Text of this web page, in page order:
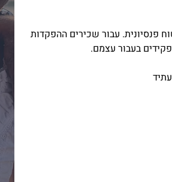
פנסיונית. עבור שכירים ההפקדות
בעבור עצמם.